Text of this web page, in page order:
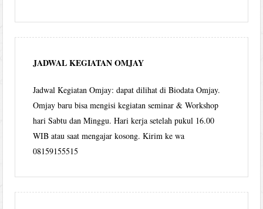
JADWAL KEGIATAN OMJAY
Jadwal Kegiatan Omjay: dapat dilihat di Biodata Omjay.
Omjay baru bisa mengisi kegiatan seminar & Workshop
hari Sabtu dan Minggu. Hari kerja setelah pukul 16.00
WIB atau saat mengajar kosong. Kirim ke wa
08159155515